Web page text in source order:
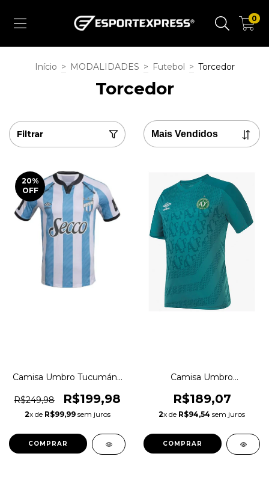
0
Início > MODALIDADES > Futebol > Torcedor
Torcedor
Filtrar
20%
OFF
Camisa Umbro Tucumán I
1magnus
R$249,98 R$199,98
2x de R$99,99sem juros
COMPRAR
Camisa Umbro
2022 Original 1magnus
R$189,07
2x de R$94,54 sem juros
COMPRAR